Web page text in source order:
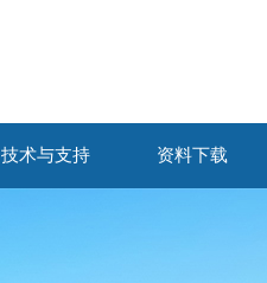
技术与支持 资料下载